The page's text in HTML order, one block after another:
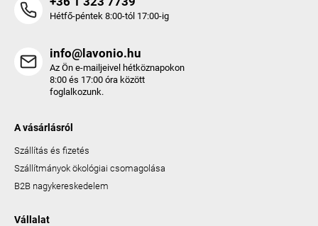
Hétfő-péntek 8:00-tól 17:00-ig
info@lavonio.hu
Az Ön e-mailjeivel hétköznapokon
8:00 és 17:00 óra között
foglalkozunk.
A vásárlásról
Szállítás és fizetés
Szállítmányok ökológiai csomagolása
B2B nagykereskedelem
Vállalat